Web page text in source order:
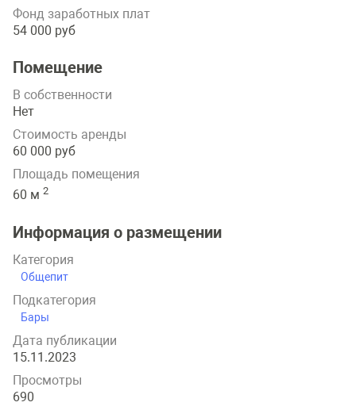
Фонд заработных плат
54 000 руб
Помещение
В собственности
Нет
Стоимость аренды
60 000 руб
Площадь помещения
60 м 2
Информация о размещении
Категория
Общепит
Подкатегория
Бары
Дата публикации
15.11.2023
Просмотры
690